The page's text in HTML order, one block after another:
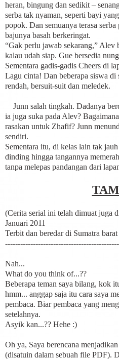
heran, bingung dan sedikit –
serba tak nyaman, seperti bayi
popok. Dan semuanya terasa serba
bajunya basah berkeringat.
“Gak perlu jawab sekarang,” Alev
kalau udah siap. Gue bersedia
Sementara gadis-gadis Cheers di
Lagu cinta! Dan beberapa siswa di
rendah, bersuit-suit dan meledek.
Junn salah tingkah. Dadanya
ia juga suka pada Alev?
rasakan untuk Zhafif? Junn
sendiri.
Sementara itu, di kelas lain tak
dinding hingga tangannya
tanpa melepas pandangan dari
(Cerita serial ini telah dimuat juga
Januari 2011
Terbit dan beredar di Sumatra
Nah...
What do you think of...??
Beberapa teman saya bilang, kok
hmm... anggap saja itu cara saya
pembaca. Biar pembaca yang
setelahnya.
Asyik kan...?? Hehe :)
Oh ya, Saya berencana
(disatuin dalam sebuah file PDF).